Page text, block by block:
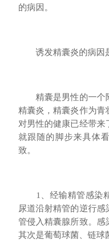
的病因。
诱发精囊炎的病因
精囊是男性的一个
精囊炎，精囊炎作为青
对男性的健康已经带
就跟随的脚步来具体
致。
1、经输精管感染精
尿道沿射精管的逆行
管侵入精囊腺所致。感
其次是葡萄球菌、链球